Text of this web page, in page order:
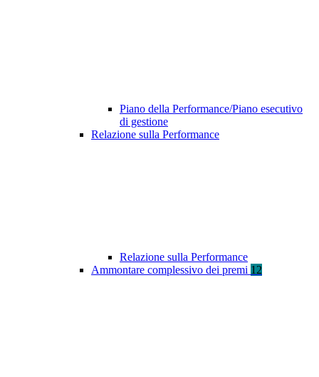
Piano della Performance/Piano esecutivo
di gestione
Relazione sulla Performance
Relazione sulla Performance
Ammontare complessivo dei premi 12